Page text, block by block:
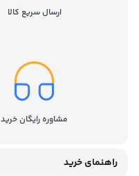
ارسال سریع کالا
مشاوره رایگان خرید
راهنمای خرید